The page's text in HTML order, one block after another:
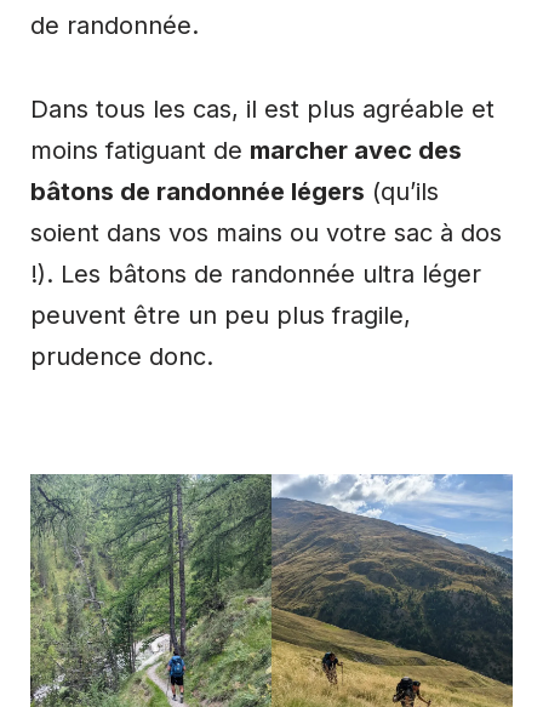
de randonnée.
Dans tous les cas, il est plus agréable et
moins fatiguant de marcher avec des
bâtons de randonnée légers (qu’ils
soient dans vos mains ou votre sac à dos
!). Les bâtons de randonnée ultra léger
peuvent être un peu plus fragile,
prudence donc.